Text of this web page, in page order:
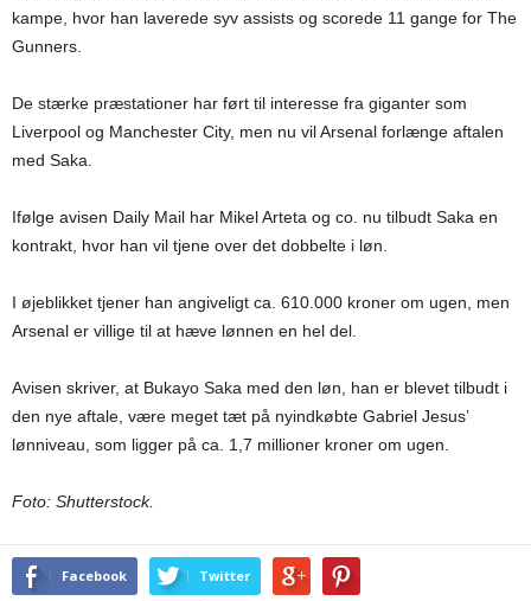
kampe, hvor han laverede syv assists og scorede 11 gange for The
Gunners.
De stærke præstationer har ført til interesse fra giganter som
Liverpool og Manchester City, men nu vil Arsenal forlænge aftalen
med Saka.
Ifølge avisen Daily Mail har Mikel Arteta og co. nu tilbudt Saka en
kontrakt, hvor han vil tjene over det dobbelte i løn.
I øjeblikket tjener han angiveligt ca. 610.000 kroner om ugen, men
Arsenal er villige til at hæve lønnen en hel del.
Avisen skriver, at Bukayo Saka med den løn, han er blevet tilbudt i
den nye aftale, være meget tæt på nyindkøbte Gabriel Jesus’
lønniveau, som ligger på ca. 1,7 millioner kroner om ugen.
Foto: Shutterstock.
Facebook Twitter